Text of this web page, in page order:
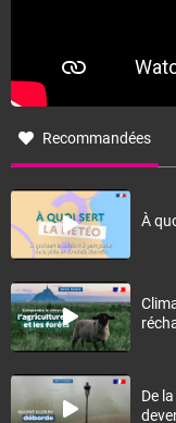
Recommandées
À
De